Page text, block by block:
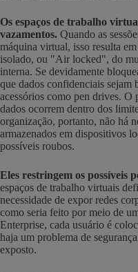
Os espaços de trabalho
vazamentos. Quando as
máquina virtual, isso resulta
isolado, ou "Air locked", do
interna. Se devidamente
que dados confidenciais sejam
acessórios como pen drives. O
dados ocorrem dentro dos
organização, portanto, não há
armazenados em dispositivos
possíveis roubos.
Eles restringem os possíveis
espaços de trabalho virtuais
necessidade de expor redes
como seria feito por meio de
Enterprise, cada usuário é
haja um problema de
exposto.